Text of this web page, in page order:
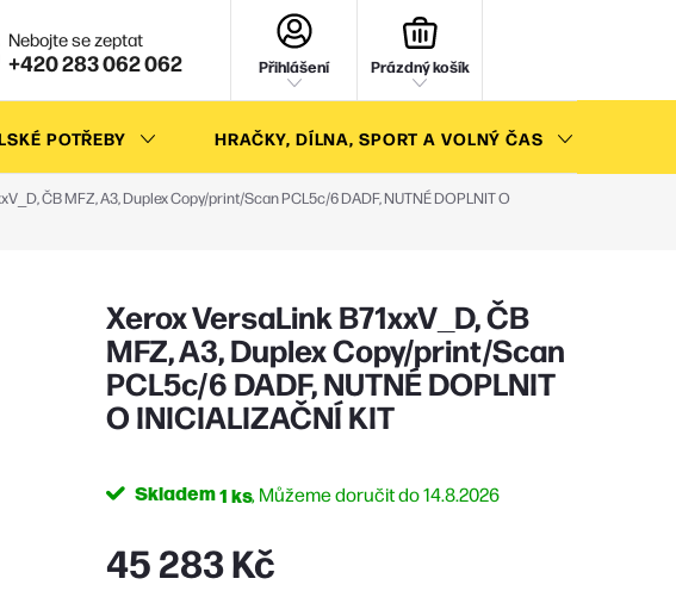
+420 283 062 062 Přihlášení Prázdný košík
POTŘEBY HRAČKY, DÍLNA, SPORT A VOLNÝ ČAS
ČB MFZ, A3, Duplex Copy/print/Scan PCL5c/6 DADF, NUTNÉ DOPLNIT O
Xerox VersaLink B71xxV_D, ČB
MFZ, A3, Duplex Copy/print/Scan
PCL5c/6 DADF, NUTNÉ DOPLNIT
O INICIALIZAČNÍ KIT
Skladem1 ks 14.8.2026
45 283 Kč